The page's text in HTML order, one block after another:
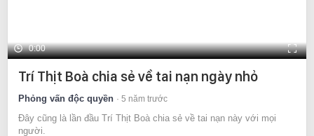
0:00
Trí Thịt Boà chia sẻ về tai nạn ngày nhỏ
Phỏng vấn độc quyền 5 năm trước
Đây cũng là lần đầu Trí Thịt Boà chia sẻ về tai nạn này với mọi
người.